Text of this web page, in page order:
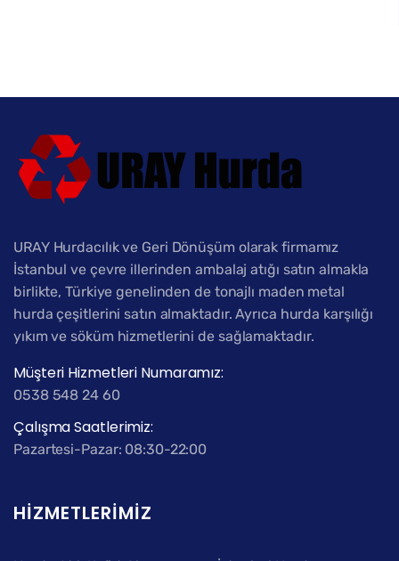
URAY Hurdacılık ve Geri Dönüşüm olarak firmamız
İstanbul ve çevre illerinden ambalaj atığı satın almakla
birlikte, Türkiye genelinden de tonajlı maden metal
hurda çeşitlerini satın almaktadır. Ayrıca hurda karşılığı
yıkım ve söküm hizmetlerini de sağlamaktadır.
Müşteri Hizmetleri Numaramız:
0538 548 24 60
Çalışma Saatlerimiz:
Pazartesi-Pazar: 08:30-22:00
HIZMETLERIMIZ